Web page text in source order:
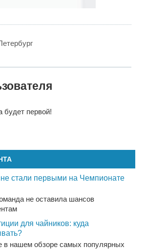
будет первой!
стали первыми на Чемпионате
не оставила шансов
для чайников: куда
в нашем обзоре самых популярных